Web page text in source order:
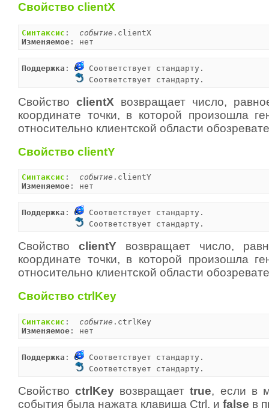
Свойство clientX
Синтаксис : событие
Изменяемое : нет
Поддержка :
Соответствует стандарту.
Соответствует стандарту.
Свойство clientX возвращает число,
координате точки, в которой произошла
относительно клиентской области
Свойство clientY
Синтаксис : событие
Изменяемое : нет
Поддержка :
Соответствует стандарту.
Соответствует стандарту.
Свойство clientY возвращает число,
координате точки, в которой произошла
относительно клиентской области
Свойство ctrlKey
Синтаксис : событие
Изменяемое : нет
Поддержка :
Соответствует стандарту.
Соответствует стандарту.
СвойствоctrlKey возвращаетtrue, если в
события была нажата клавиша Ctrl, и false в